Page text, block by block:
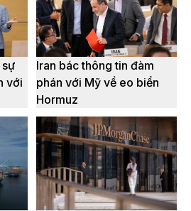
với
Iran bác thông tin đàm
phán với Mỹ về eo biển
Hormuz